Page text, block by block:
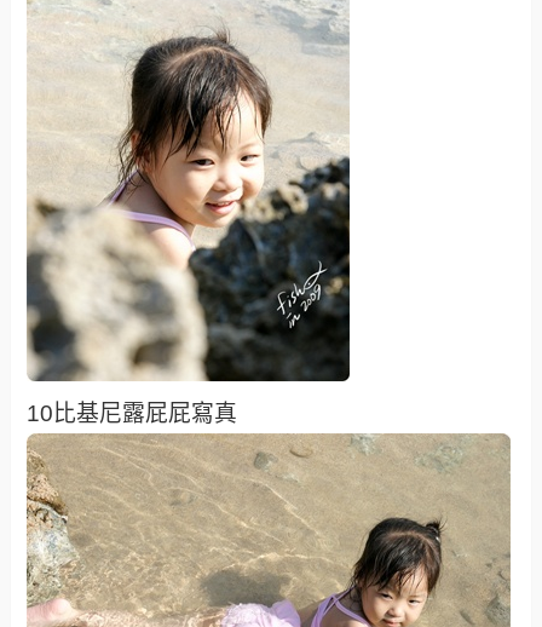
10比基尼露屁屁寫真